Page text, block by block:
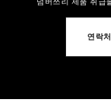
연락처